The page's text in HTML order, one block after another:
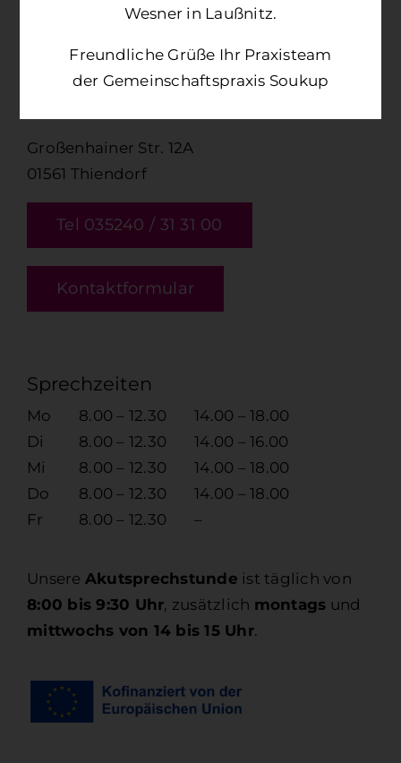
Hausarztpraxis Helene & Dr. Rüdiger
Großenhainer Str. 12A
01561 Thiendorf
Tel 035240 / 31 31 00
Kontaktformular
Sprechzeiten
Mo 8.00 – 12.30
14.00 – 18.00
Di
8.00 – 12.30
14.00 – 16.00
Mi
8.00 – 12.30
14.00 – 18.00
Do
8.00 – 12.30
14.00 – 18.00
Fr
8.00 – 12.30 –
Unsere Akutsprechstunde ist täglich von
8:00 bis 9:30 Uhr, zusätzlich montags und
mittwochs von 14 bis 15 Uhr.
Wesner in Laußnitz.
Freundliche Grüße Ihr Praxisteam
der Gemeinschaftspraxis Soukup